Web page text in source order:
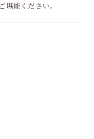
堪能ください。